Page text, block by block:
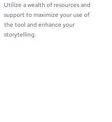
Utilize a wealth of resources and
support to maximize your use of
the tool and enhance your
storytelling.